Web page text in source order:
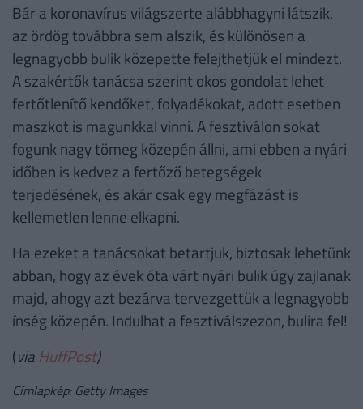
Bár a koronavírus világszerte alábbhagyni látszik,
az ördög továbbra sem alszik, és különösen a
legnagyobb bulik közepette felejthetjük el mindezt.
A szakértők tanácsa szerint okos gondolat lehet
fertőtlenítő kendőket, folyadékokat, adott esetben
maszkot is magunkkal vinni. A fesztiválon sokat
fogunk nagy tömeg közepén állni, ami ebben a nyári
időben is kedvez a fertőző betegségek
terjedésének, és akár csak egy megfázást is
kellemetlen lenne elkapni.
Ha ezeket a tanácsokat betartjuk, biztosak lehetünk
abban, hogy az évek óta várt nyári bulik úgy zajlanak
majd, ahogy azt bezárva tervezgettük a legnagyobb
ínség közepén. Indulhat a fesztiválszezon, bulira fel!
(via HuffPost)
Címlapkép: Getty Images